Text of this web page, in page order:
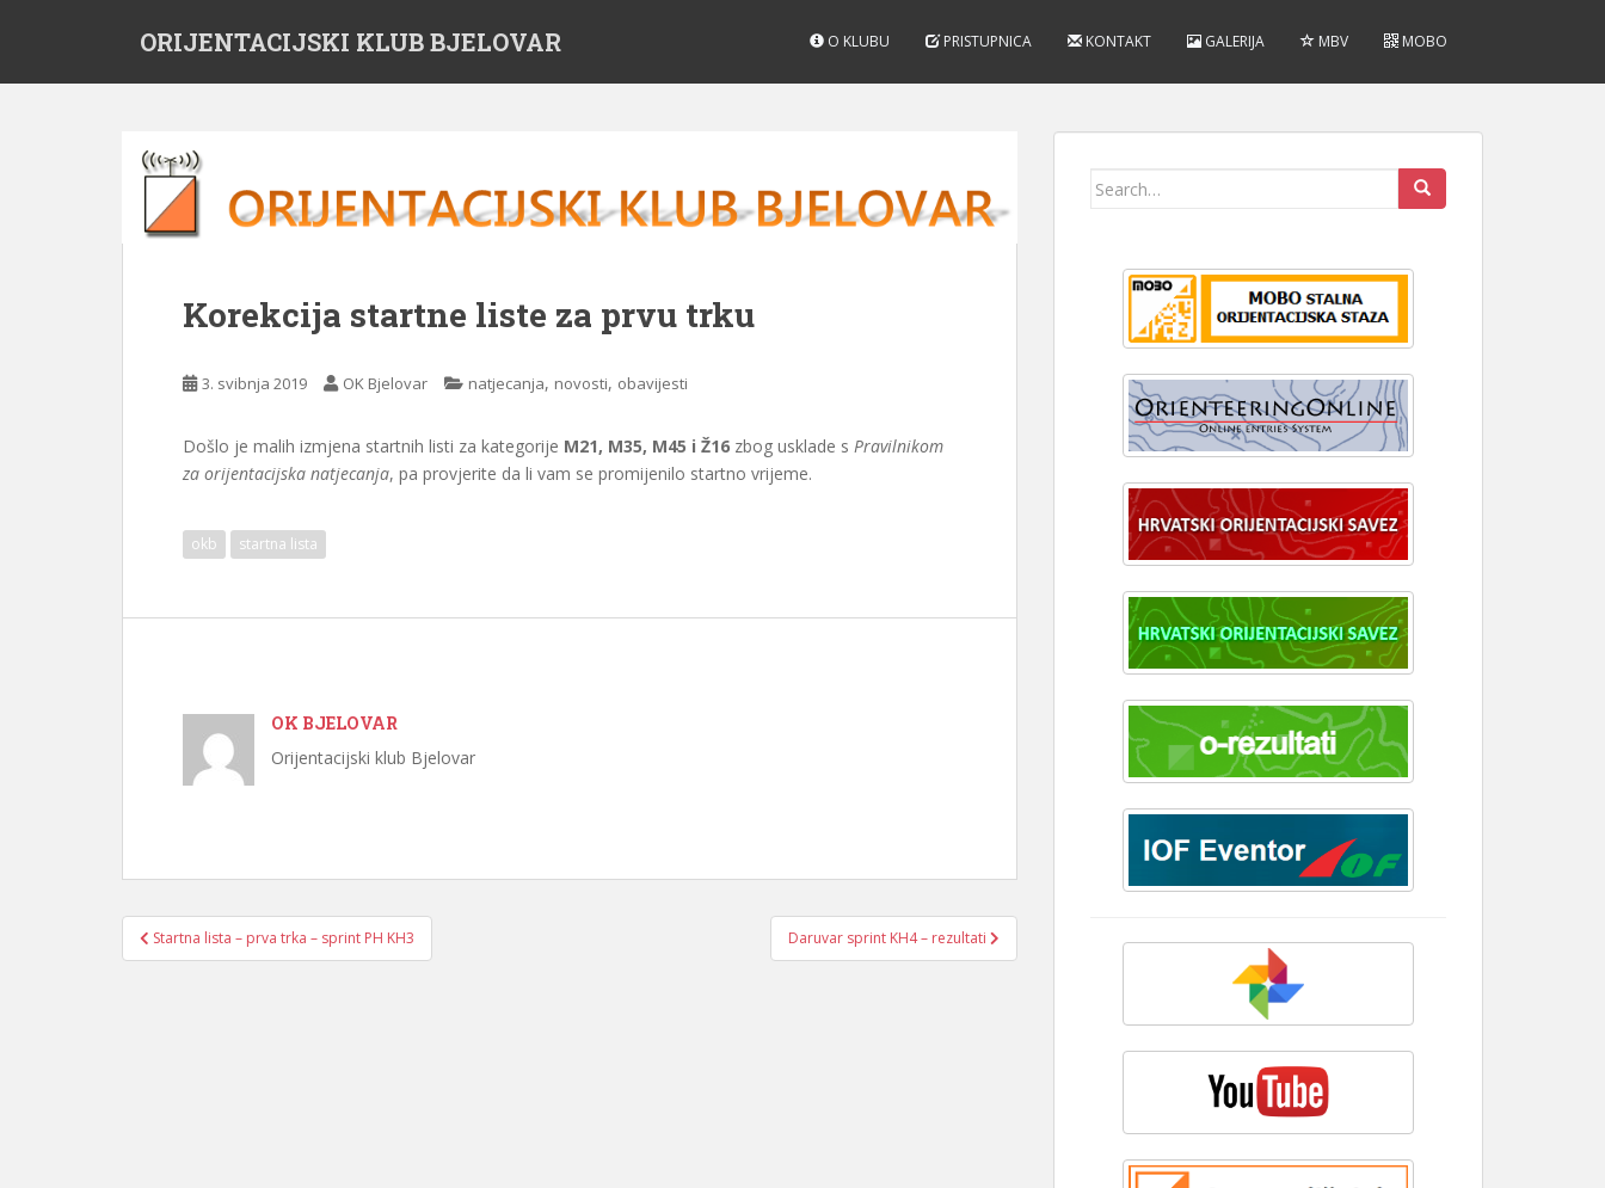
ORIJENTACIJSKI KLUB BJELOVAR O KLUBU PRISTUPNICA KONTAKT GALERIJA MBV MOBO
Korekcija startne liste za prvu trku
3. svibnja 2019 OK Bjelovar natjecanja, novosti, obavijesti
Došlo je malih izmjena startnih listi za kategorije M21, M35, M45 i Ž16 zbog usklade s Pravilnikom
za orijentacijska natjecanja, pa provjerite da li vam se promijenilo startno vrijeme.
okb startna lista
OK BJELOVAR
Orijentacijski klub Bjelovar
Navigacija
objava
Startna lista – prva trka – sprint PH KH3 Daruvar sprint KH4 – rezultati
Search